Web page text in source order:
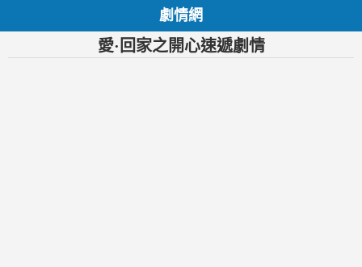
劇情網
愛·回家之開心速遞劇情